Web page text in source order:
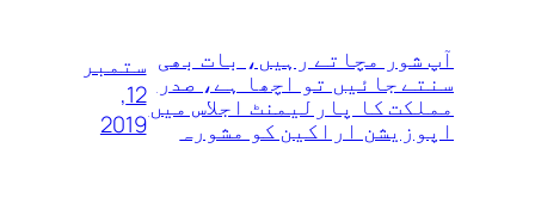
آپ شور مچاتے رہیں، بات بھی
سنتے جائیں تو اچھا ہے، صدر
مملکت کا پارلیمنٹ اجلاس میں
اپوزیشن اراکین کو مشورہ
ستمبر
12,
2019